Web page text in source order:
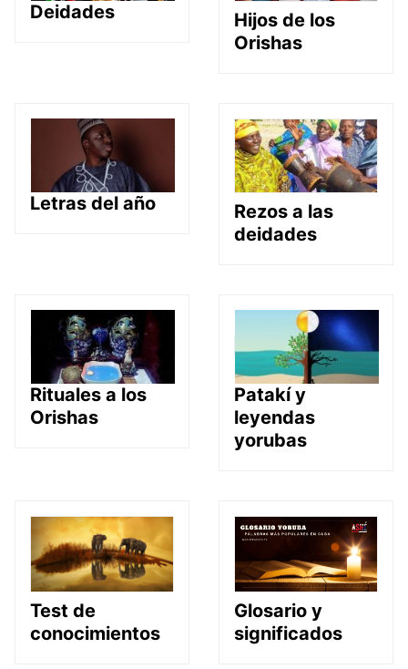
Deidades
Hijos de los
Orishas
Letras del año
Rezos a las
deidades
Rituales a los
Orishas
Patakí y
leyendas
yorubas
Test de
conocimientos
Glosario y
significados